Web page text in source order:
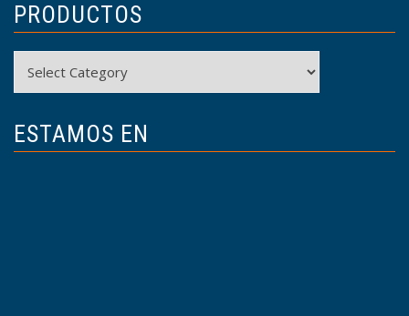
PRODUCTOS
ESTAMOS EN